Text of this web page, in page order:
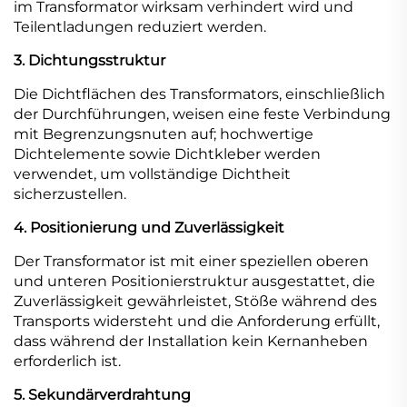
im Transformator wirksam verhindert wird und
Teilentladungen reduziert werden.
3. Dichtungsstruktur
Die Dichtflächen des Transformators, einschließlich
der Durchführungen, weisen eine feste Verbindung
mit Begrenzungsnuten auf; hochwertige
Dichtelemente sowie Dichtkleber werden
verwendet, um vollständige Dichtheit
sicherzustellen.
4. Positionierung und Zuverlässigkeit
Der Transformator ist mit einer speziellen oberen
und unteren Positionierstruktur ausgestattet, die
Zuverlässigkeit gewährleistet, Stöße während des
Transports widersteht und die Anforderung erfüllt,
dass während der Installation kein Kernanheben
erforderlich ist.
5. Sekundärverdrahtung